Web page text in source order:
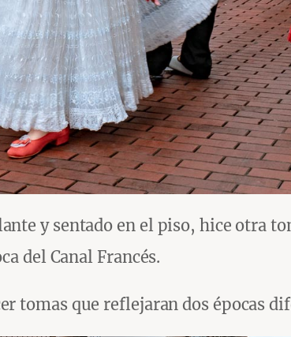
y sentado en el piso, hice otra
del Canal Francés.
tomas que reflejaran dos épocas